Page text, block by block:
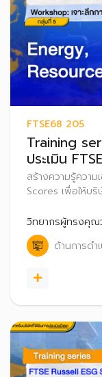
FTSE68 205
Training
ประเมิน
สร้างความรู้ความ
Scores เพื่อให้บ
Scores สู่สาธาร
วิทยากรผู้ทรงคุ
ด้านการดำ